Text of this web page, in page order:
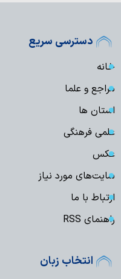
دسترسی سریع
خانه
مراجع و علما
استان ها
علمی فرهنگی
عکس
سایت‌های مورد نیاز
ارتباط با ما
راهنمای RSS
انتخاب زبان